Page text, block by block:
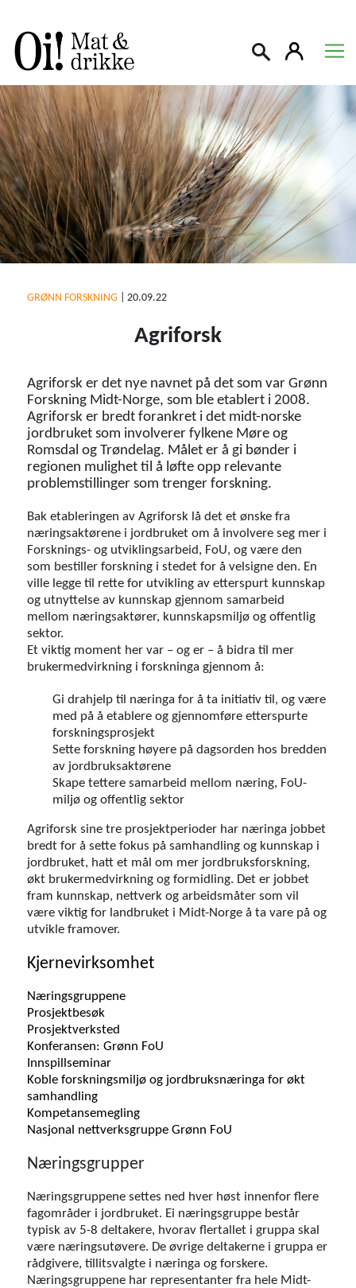
Søk
GRØNN FORSKNING |20.09.22
Agriforsk
Agriforsk er det nye navnet på det som var Grønn
Forskning Midt-Norge, som ble etablert i 2008.
Agriforsk er bredt forankret i det midt-norske
jordbruket som involverer fylkene Møre og
Romsdal og Trøndelag. Målet er å gi bønder i
regionen mulighet til å løfte opp relevante
problemstillinger som trenger forskning.
Bak etableringen av Agriforsk lå det et ønske fra
næringsaktørene i jordbruket om å involvere seg mer i
Forsknings- og utviklingsarbeid, FoU, og være den
som bestiller forskning i stedet for å velsigne den. En
ville legge til rette for utvikling av etterspurt kunnskap
og utnyttelse av kunnskap gjennom samarbeid
mellom næringsaktører, kunnskapsmiljø og offentlig
sektor.
Et viktig moment her var – og er – å bidra til mer
brukermedvirkning i forskninga gjennom å:
Gi drahjelp til næringa for å ta initiativ til, og være
med på å etablere og gjennomføre etterspurte
forskningsprosjekt
Sette forskning høyere på dagsorden hos bredden
av jordbruksaktørene
Skape tettere samarbeid mellom næring, FoU-
miljø og offentlig sektor
Agriforsk sine tre prosjektperioder har næringa jobbet
bredt for å sette fokus på samhandling og kunnskap i
jordbruket, hatt et mål om mer jordbruksforskning,
økt brukermedvirkning og formidling. Det er jobbet
fram kunnskap, nettverk og arbeidsmåter som vil
være viktig for landbruket i Midt-Norge å ta vare på og
utvikle framover.
Kjernevirksomhet
Næringsgruppene
Prosjektbesøk
Prosjektverksted
Konferansen: Grønn FoU
Innspillseminar
Koble forskningsmiljø og jordbruksnæringa for økt
samhandling
Kompetansemegling
Nasjonal nettverksgruppe Grønn FoU
Næringsgrupper
Næringsgruppene settes ned hver høst innenfor flere
fagområder i jordbruket. Ei næringsgruppe består
typisk av 5-8 deltakere, hvorav flertallet i gruppa skal
være næringsutøvere. De øvrige deltakerne i gruppa er
rådgivere, tillitsvalgte i næringa og forskere.
Næringsgruppene har representanter fra hele Midt-